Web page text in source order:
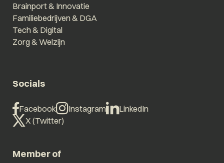
Brainport & Innovatie
Familiebedrijven & DGA
Tech & Digital
Zorg & Welzijn
Socials
Facebook Instagram
LinkedIn
X (Twitter)
Member of